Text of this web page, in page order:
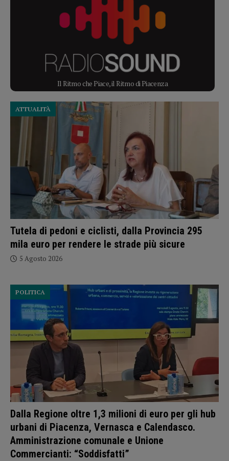
Il Ritmo che Piace, il Ritmo di Piacenza
Tutela di pedoni e ciclisti, dalla Provincia 295
mila euro per rendere le strade più sicure
ATTUALITÀ
5 Agosto 2026
Dalla Regione oltre 1,3 milioni di euro per gli hub
urbani di Piacenza, Vernasca e Calendasco.
Amministrazione comunale e Unione
Commercianti: “Soddisfatti”
POLITICA